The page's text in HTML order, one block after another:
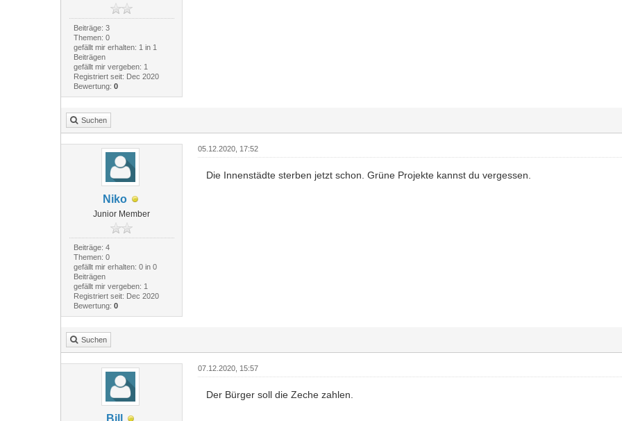
Beiträge: 3
Themen: 0
gefällt mir erhalten: 1 in 1
Beiträgen
gefällt mir vergeben: 1
Registriert seit: Dec 2020
Bewertung: 0
Suchen
Niko
Junior Member
Beiträge: 4
Themen: 0
gefällt mir erhalten: 0 in 0
Beiträgen
gefällt mir vergeben: 1
Registriert seit: Dec 2020
Bewertung: 0
05.12.2020, 17:52
Die Innenstädte sterben jetzt schon. Grüne Projekte kannst du vergessen.
Suchen
Bill
07.12.2020, 15:57
Der Bürger soll die Zeche zahlen.